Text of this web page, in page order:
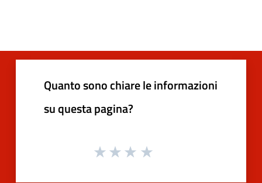
Quanto sono chiare le informazioni
su questa pagina?